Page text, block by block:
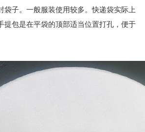
袋子。一般服装使用较多。快递袋实际上
提包是在平袋的顶部适当位置打孔，便于